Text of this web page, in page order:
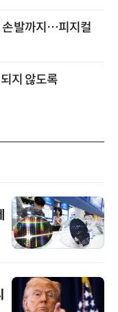
손발까지…피지컬
지 않도록